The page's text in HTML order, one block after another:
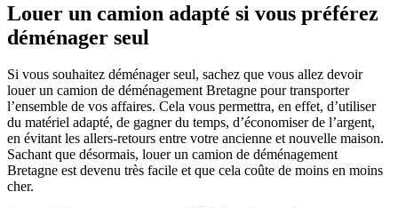
Louer un camion adapté si vous préférez
déménager seul
Si vous souhaitez déménager seul, sachez que vous allez devoir
louer un camion de déménagement Bretagne pour transporter
l’ensemble de vos affaires. Cela vous permettra, en effet, d’utiliser
du matériel adapté, de gagner du temps, d’économiser de l’argent,
en évitant les allers-retours entre votre ancienne et nouvelle maison.
Sachant que désormais, louer un camion de déménagement
Bretagne est devenu très facile et que cela coûte de moins en moins
cher.